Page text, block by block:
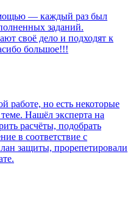
— каждый раз был
заданий.
своё дело и подходят к
большое!!!
работе, но есть некоторые
Нашёл эксперта на
расчёты, подобрать
в соответствие с
защиты, прорепетировали